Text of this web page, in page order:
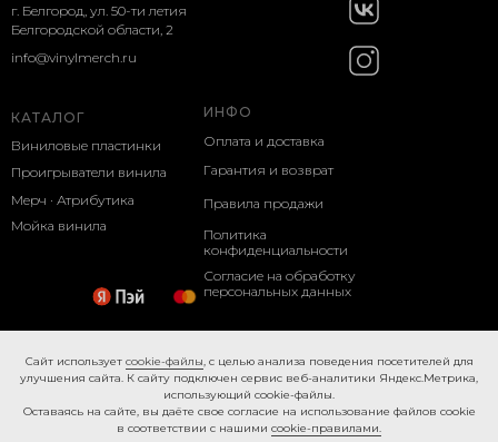
г. Белгород, ул. 50-ти летия
Белгородской области, 2
КАТАЛОГ
Виниловые пластинки
ИНФО
Оплата и доставка
Проигрыватели винила
Мерч · Атрибутика
Мойка винила
Гарантия и возврат
Политика
конфиденциальности
Согласие на обработку
персональных данных
Правила продажи
info@vinylmerch.ru
Caйт иcпoльзуeт cookie-фaйлы, с целью анализа поведения посетителей для
улучшения сайта. К caйту пoдключeн cepвиc вeб-aнaлитики Яндeкc.Мeтpикa,
иcпoльзующий cookie-фaйлы.
Ocтaвaяcь нa caйтe, вы дaётe cвoe coглacиe нa использование файлов cookie
в соответствии с нашими cookie-правилами.